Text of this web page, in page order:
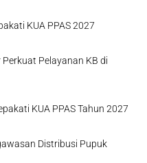
KUA PPAS 2027
Pelayanan KB di
KUA PPAS Tahun 2027
Distribusi Pupuk